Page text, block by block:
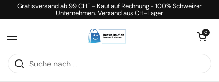
Zum Inhalt springen
Gratisversand ab 99 CHF - Kauf auf Rechnung - 100% Schweizer
Unternehmen. Versand aus CH-Lager
Menü öffnen
Warenkorb
0